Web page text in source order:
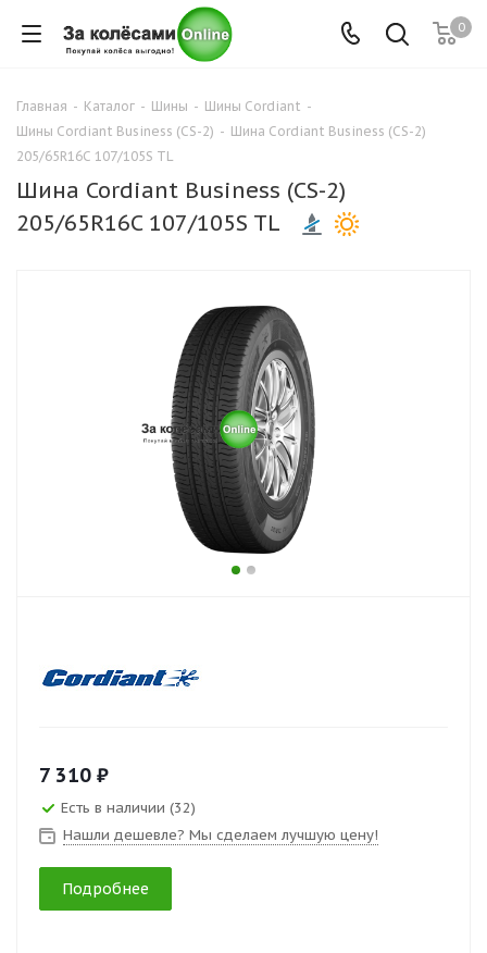
0
Главная - Каталог - Шины - Шины Cordiant -
Шины Cordiant Business (CS-2) - Шина Cordiant Business (CS-2)
205/65R16C 107/105S TL
Шина Cordiant Business (CS-2)
205/65R16C 107/105S TL
7 310 ₽
Есть в наличии (32)
Нашли дешевле? Мы сделаем лучшую цену!
Подробнее